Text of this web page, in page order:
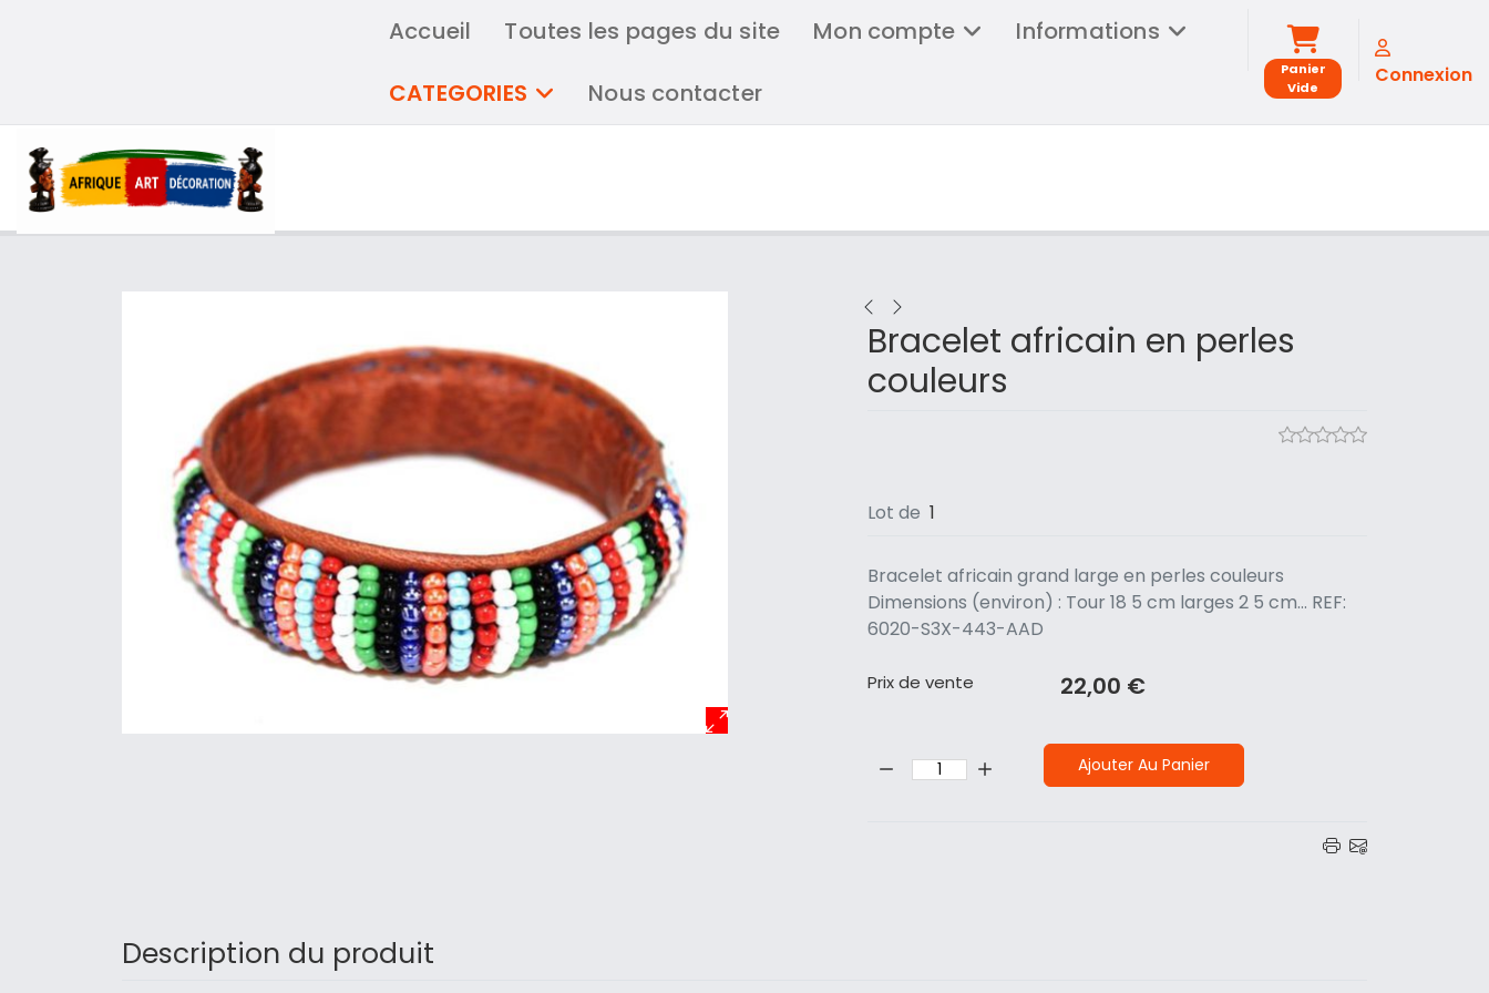
Accueil Toutes les pages du site Mon compte
Informations
CATEGORIES
Nous contacter
Panier
Vide
Connexion
Bracelet africain en perles
couleurs
Lot de 1
Bracelet africain grand large en perles couleurs
Dimensions (environ) : Tour 18 5 cm larges 2 5 cm... REF:
6020-S3X-443-AAD
Prix ​​de vente 22,00 €
Quantité: Ajouter Au Panier
Description du produit